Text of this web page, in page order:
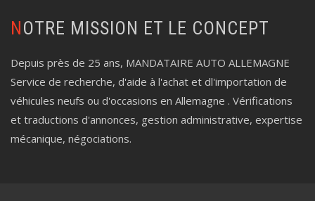
NOTRE MISSION ET LE CONCEPT
Depuis près de 25 ans, MANDATAIRE AUTO ALLEMAGNE
Service de recherche, d'aide à l'achat et dl'importation de
véhicules neufs ou d'occasions en Allemagne . Vérifications
et traductions d'annonces, gestion administrative, expertise
mécanique, négociations.